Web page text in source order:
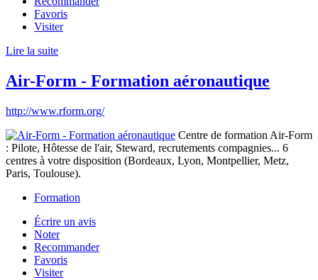
Favoris
Visiter
Lire la suite
Air-Form - Formation aéronautique
http://www.rform.org/
Centre de formation Air-Form
: Pilote, Hôtesse de l'air, Steward, recrutements compagnies... 6
centres à votre disposition (Bordeaux, Lyon, Montpellier, Metz,
Paris, Toulouse).
Formation
Écrire un avis
Noter
Recommander
Favoris
Visiter